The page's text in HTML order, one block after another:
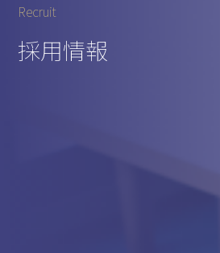
Recruit
採用情報